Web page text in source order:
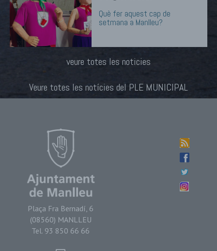
Què fer aquest cap de
setmana a Manlleu?
veure totes les noticies
Veure totes les notícies del PLE MUNICIPAL
Plaça Fra Bernadí, 6
(08560) MANLLEU
Tel. 93 850 66 66